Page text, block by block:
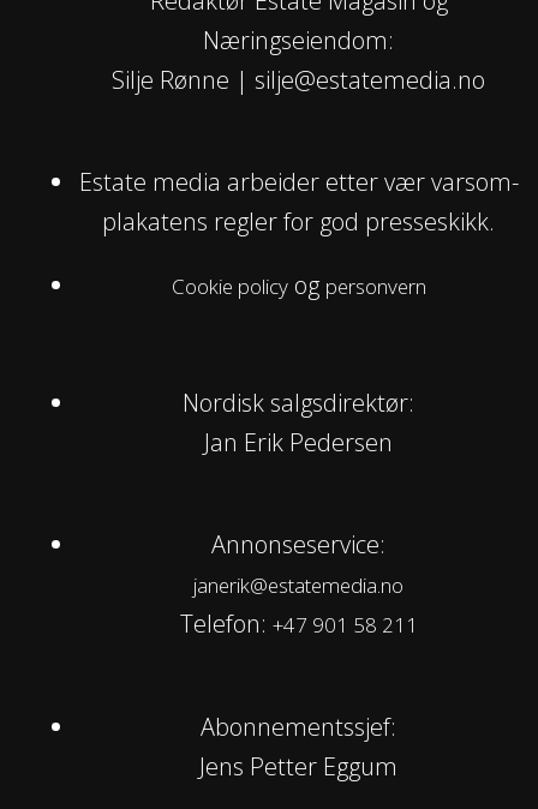
Næringseiendom:
Silje Rønne | silje@estatemedia.no
Estate media arbeider etter vær varsom-
plakatens regler for god presseskikk.
Cookie policyog personvern
Nordisk salgsdirektør:
Jan Erik Pedersen
Annonseservice:
janerik@estatemedia.no
Telefon: +47 901 58 211
Abonnementssjef:
Jens Petter Eggum